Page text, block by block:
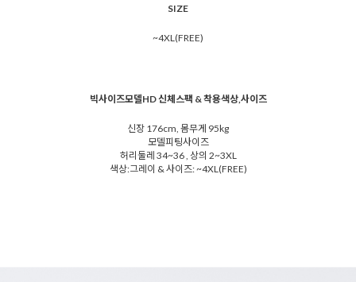
SIZE
~4XL(FREE)
빅사이즈모델HD 신체스팩 & 착용색상,사이즈
신장 176cm, 몸무게 95kg
모델피팅사이즈
허리둘레 34~36 , 상의 2~3XL
색상:그레이 & 사이즈: ~4XL(FREE)